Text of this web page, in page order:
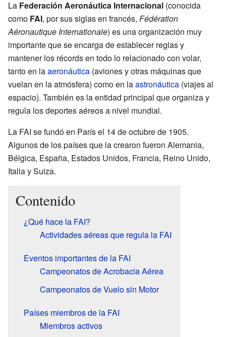
La Federación Aeronáutica Internacional (conocida
como FAI, por sus siglas en francés, Fédération
Aéronautique Internationale) es una organización muy
importante que se encarga de establecer reglas y
mantener los récords en todo lo relacionado con volar,
tanto en laaeronáutica (aviones y otras máquinas que
vuelan en la atmósfera) como en laastronáutica (viajes al
espacio). También es la entidad principal que organiza y
regula los deportes aéreos a nivel mundial.
La FAI se fundó en París el 14 de octubre de 1905.
Algunos de los países que la crearon fueron Alemania,
Bélgica, España, Estados Unidos, Francia, Reino Unido,
Italia y Suiza.
Contenido
¿Qué hace la FAI?
Actividades aéreas que regula la FAI
Eventos importantes de la FAI
Campeonatos de Acrobacia Aérea
Campeonatos de Vuelo sin Motor
Países miembros de la FAI
Miembros activos